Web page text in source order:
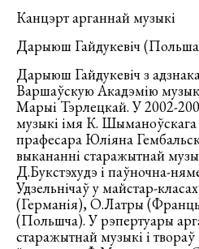
Канцэрт арганнай музыкі
Дарыюш Гайдукевіч
Дарыюш Гайдукевіч з
Варшаўскую Акадэмію
Марыі Тэрлецкай. У 2002-
музыкі імя К. Шыманоўскага
прафесара Юліяна
выкананні старажытнай
Д.Букстэхудэ і паўночна-
Удзельнічаў у майстар-
(Германія), О.Латры
(Польшча). У рэпертуары
старажытнай музыкі і